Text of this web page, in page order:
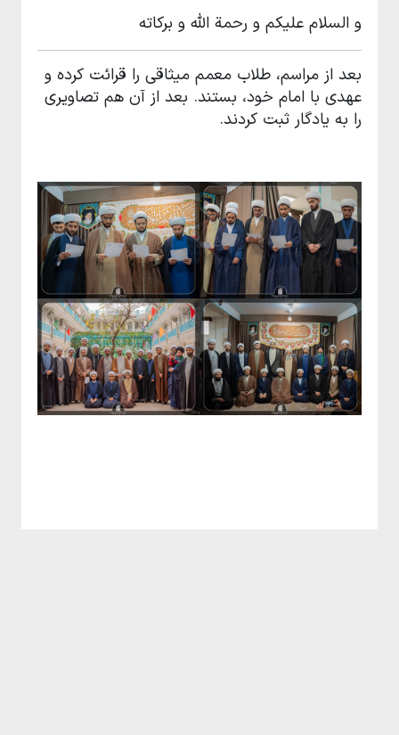
و السلام علیکم و رحمة الله و برکاته
بعد از مراسم، طلاب معمم میثاقی را قرائت کرده و
عهدی با امام خود، بستند. بعد از آن هم تصاویری
را به یادگار ثبت کردند.